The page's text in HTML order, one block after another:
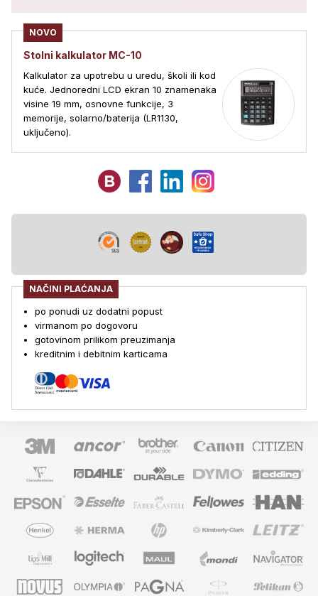
NOVO
Stolni kalkulator MC-10
Kalkulator za upotrebu u uredu, školi ili kod
kuće. Jednoredni LCD ekran 10 znamenaka
visine 19 mm, osnovne funkcije, 3
memorije, solarno/baterija (LR1130,
uključeno).
NAČINI PLAĆANJA
po ponudi uz dodatni popust
virmanom po dogovoru
gotovinom prilikom preuzimanja
kreditnim i debitnim karticama